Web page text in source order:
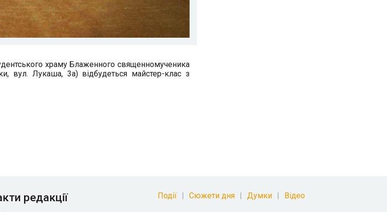
храму Блаженного священномученика
вул. Лукаша, 3а) відбудеться майстер-клас з
редакції Події Сюжети дня Думки Відео